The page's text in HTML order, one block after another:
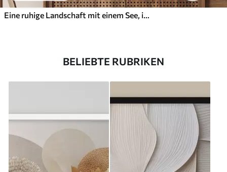
Eine ruhige Landschaft mit einem See, in dessen Hintergrund sich Berge spiegeln, und einem kleinen Boot auf dem ruhigen Wasser
BELIEBTE RUBRIKEN